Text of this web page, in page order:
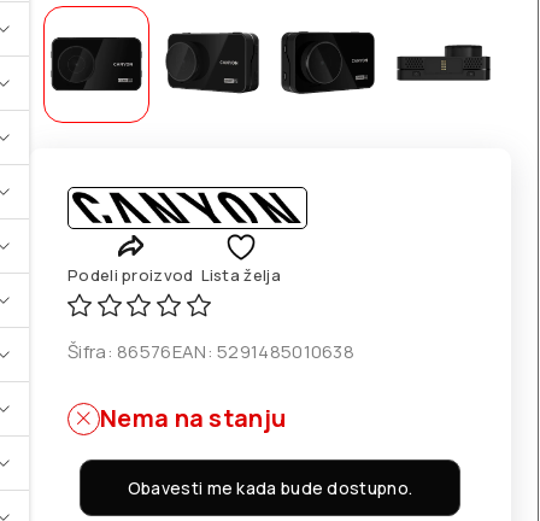
Podeli proizvod Lista želja
Šifra: 86576EAN:5291485010638
Nema na stanju
Obavesti me kada bude dostupno.